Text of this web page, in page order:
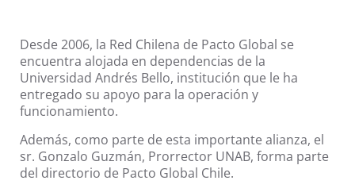
Desde 2006, la Red Chilena de Pacto Global se
encuentra alojada en dependencias de la
Universidad Andrés Bello, institución que le ha
entregado su apoyo para la operación y
funcionamiento.
Además, como parte de esta importante alianza, el
sr. Gonzalo Guzmán, Prorrector UNAB, forma parte
del directorio de Pacto Global Chile.